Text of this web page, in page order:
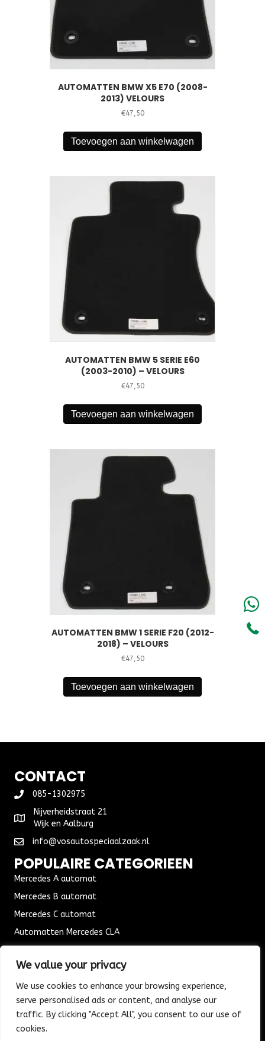
We value your privacy
We use cookies to enhance your browsing experience,
serve personalised ads or content, and analyse our
traffic. By clicking "Accept All", you consent to our use of
cookies.
AUTOMATTEN BMW X5 E70 (2008-
2013) VELOURS
€47,50
Toevoegen aan winkelwagen
AUTOMATTEN BMW 5 SERIE E60
(2003-2010) – VELOURS
€47,50
Toevoegen aan winkelwagen
AUTOMATTEN BMW 1 SERIE F20 (2012-
2018) – VELOURS
€47,50
Toevoegen aan winkelwagen
CONTACT
085-1302975
Nijverheidstraat 21
Wijk en Aalburg
info@vosautospeciaalzaak.nl
POPULAIRE CATEGORIEEN
Mercedes A automat
Mercedes B automat
Mercedes C automat
Automatten Mercedes CLA
ALGEMENE VOORWAARDEN
Algemene voorwaarden
Verzending & Bezorging
Retouren & Ruilen